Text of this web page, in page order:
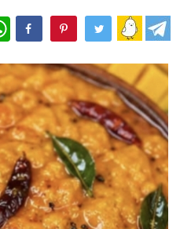
WhatsApp